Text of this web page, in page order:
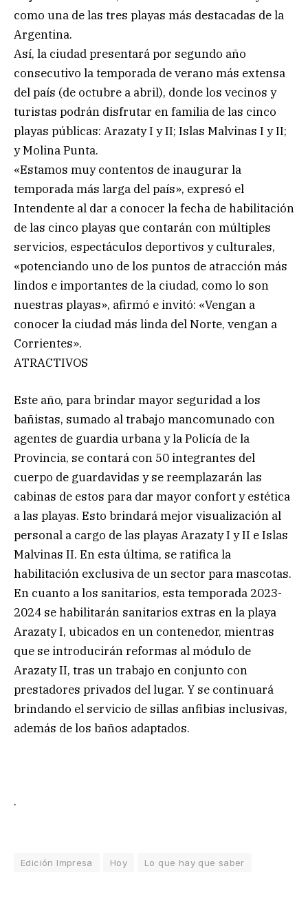
como una de las tres playas más destacadas de la
Argentina.
Así, la ciudad presentará por segundo año
consecutivo la temporada de verano más extensa
del país (de octubre a abril), donde los vecinos y
turistas podrán disfrutar en familia de las cinco
playas públicas: Arazaty I y II; Islas Malvinas I y II;
y Molina Punta.
«Estamos muy contentos de inaugurar la
temporada más larga del país», expresó el
Intendente al dar a conocer la fecha de habilitación
de las cinco playas que contarán con múltiples
servicios, espectáculos deportivos y culturales,
«potenciando uno de los puntos de atracción más
lindos e importantes de la ciudad, como lo son
nuestras playas», afirmó e invitó: «Vengan a
conocer la ciudad más linda del Norte, vengan a
Corrientes».
ATRACTIVOS
Este año, para brindar mayor seguridad a los
bañistas, sumado al trabajo mancomunado con
agentes de guardia urbana y la Policía de la
Provincia, se contará con 50 integrantes del
cuerpo de guardavidas y se reemplazarán las
cabinas de estos para dar mayor confort y estética
a las playas. Esto brindará mejor visualización al
personal a cargo de las playas Arazaty I y II e Islas
Malvinas II. En esta última, se ratifica la
habilitación exclusiva de un sector para mascotas.
En cuanto a los sanitarios, esta temporada 2023-
2024 se habilitarán sanitarios extras en la playa
Arazaty I, ubicados en un contenedor, mientras
que se introducirán reformas al módulo de
Arazaty II, tras un trabajo en conjunto con
prestadores privados del lugar. Y se continuará
brindando el servicio de sillas anfibias inclusivas,
además de los baños adaptados.
.
Edición Impresa Hoy Lo que hay que saber